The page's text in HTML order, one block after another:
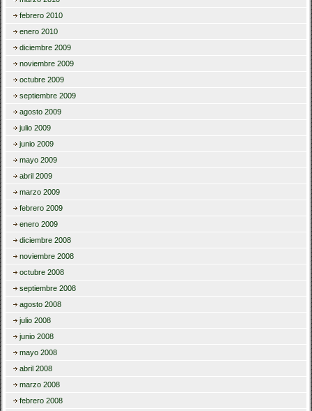
febrero 2010
enero 2010
diciembre 2009
noviembre 2009
octubre 2009
septiembre 2009
agosto 2009
julio 2009
junio 2009
mayo 2009
abril 2009
marzo 2009
febrero 2009
enero 2009
diciembre 2008
noviembre 2008
octubre 2008
septiembre 2008
agosto 2008
julio 2008
junio 2008
mayo 2008
abril 2008
marzo 2008
febrero 2008